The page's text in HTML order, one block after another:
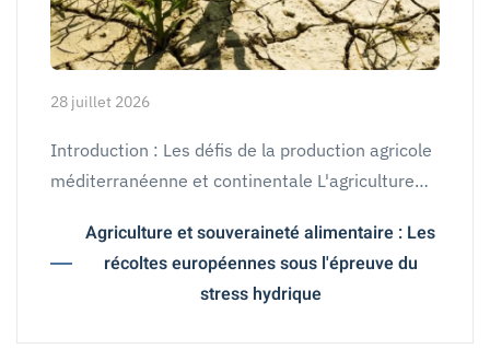
28 juillet 2026
Introduction : Les défis de la production agricole
méditerranéenne et continentale L'agriculture…
Agriculture et souveraineté alimentaire : Les
récoltes européennes sous l'épreuve du
stress hydrique